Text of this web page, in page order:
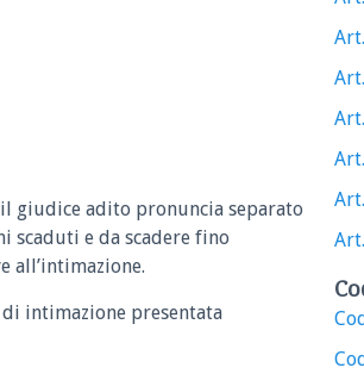
giudice adito pronuncia separato
scaduti e da scadere fino
all’intimazione.
di intimazione presentata